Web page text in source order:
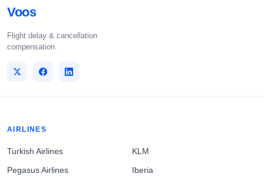
Voos
Flight delay & cancellation
compensation.
AIRLINES
Turkish Airlines
Pegasus Airlines
KLM
Iberia